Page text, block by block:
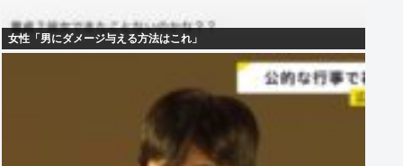
女性「男にダメージ与える方法はこれ」